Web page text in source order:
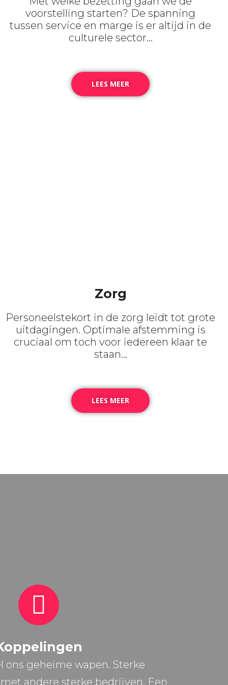
voorstelling starten? De spanning
tussenservice en marge is er altijd in de
culturele sector…
LEES MEER
Zorg
Personeelstekort in de zorg leidt tot grote
uitdagingen. Optimale afstemming is
cruciaal om toch voor iedereen klaar te
staan…
LEES MEER
ons geheime wapen. Sterke
andere sterke bedrijven. Een